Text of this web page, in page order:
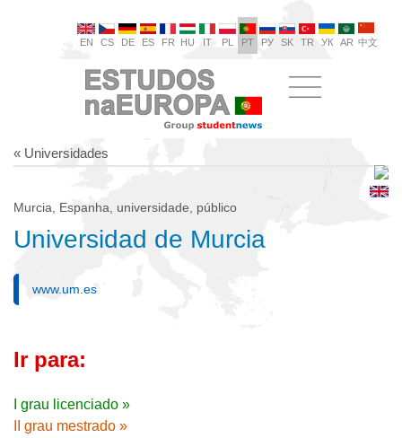
EN CS DE ES FR HU IT PL PT РУ SK TR УК AR 中文
« Universidades
Murcia, Espanha, universidade, público
Universidad de Murcia
www.um.es
Ir para:
I grau licenciado »
II grau mestrado »